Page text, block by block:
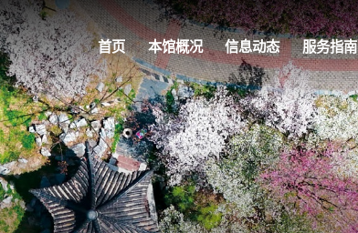
首页 本馆概况 信息动态 服务指南